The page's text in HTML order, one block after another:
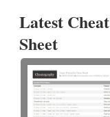
Latest Cheat
Sheet